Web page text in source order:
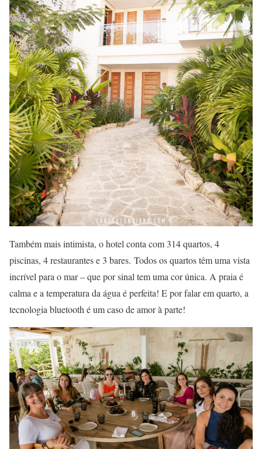
Também mais intimista, o hotel conta com 314 quartos, 4
piscinas, 4 restaurantes e 3 bares. Todos os quartos têm uma vista
incrível para o mar – que por sinal tem uma cor única. A praia é
calma e a temperatura da água é perfeita! E por falar em quarto, a
tecnologia bluetooth é um caso de amor à parte!